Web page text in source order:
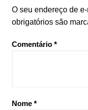
O seu endereço de
obrigatórios são
Comentário *
Nome *